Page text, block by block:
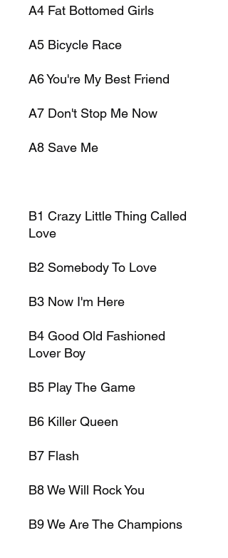
A4 Fat Bottomed Girls
A5 Bicycle Race
A6 You're My Best Friend
A7 Don't Stop Me Now
A8 Save Me
B1 Crazy Little Thing Called
Love
B2 Somebody To Love
B3 Now I'm Here
B4 Good Old Fashioned
Lover Boy
B5 Play The Game
B6 Killer Queen
B7 Flash
B8 We Will Rock You
B9 We Are The Champions